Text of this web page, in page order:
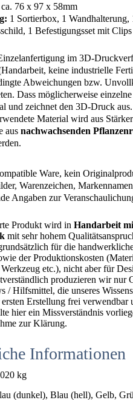
ca. 76 x 97 x 58mm
1 Sortierbox, 1 Wandhalterung,
1 Befestigungsset mit
im 3D-
keine industrielle
Abweichungen bzw.
Dass möglicherweise
und zeichnet den 3D-Druck
Material wird aus
aus nachwachsenden
Ware, kein
Warenzeichen,
Angaben zur
Produkt wird in Handarbeit
mit sehr hohem
für die
der Produktionskosten
etc.), nicht aber für
produzieren wir nur
/ Hilfsmittel, die unseres
Erstellung frei verwendbar
hier ein Missverständnis
zur Klärung.
Informationen
kg
(dunkel), Blau (hell), Gelb,